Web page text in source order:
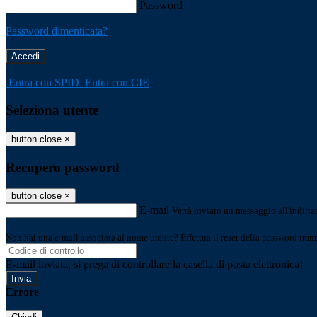
Password
Password dimenticata?
-
Entra con SPID Entra con CIE
Seleziona utente
button close ×
Recupero password
button close ×
E-mail Verrà inviato un messaggio
Non hai una e-mail associata al nome utente? Effettua il reset della password
E-mail inviata, si prega di controllare la casella di posta elettronica!
Errore